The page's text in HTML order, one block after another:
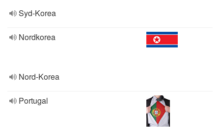
Syd-Korea
Nordkorea
Nord-Korea
Portugal